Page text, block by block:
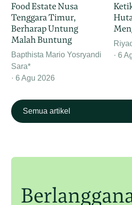
Food Estate Nusa
Tenggara Timur,
Berharap Untung
Malah Buntung
Bapthista Mario Yosryandi
Sara*
6 Agu 2026
6
Semua artikel